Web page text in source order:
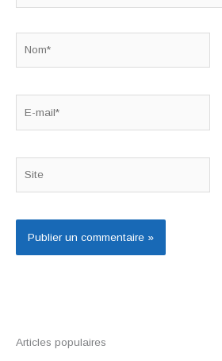
mail*
Articles populaires